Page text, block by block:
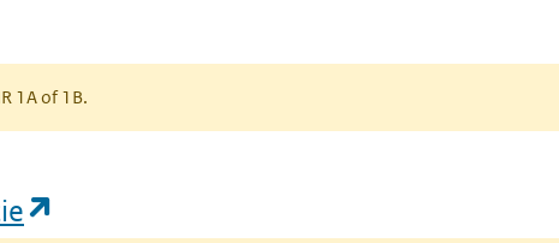
1A of 1B.